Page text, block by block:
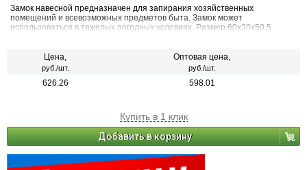
Замок навесной предназначен для запирания хозяйственных
помещений и всевозможных предметов быта. Замок может
использоваться в тяжелых погодных условиях. Размер 60х30х50.5
Цена,
руб./шт.
Оптовая цена,
руб./шт.
626.26 598.01
Купить в 1 клик
Добавить в корзину